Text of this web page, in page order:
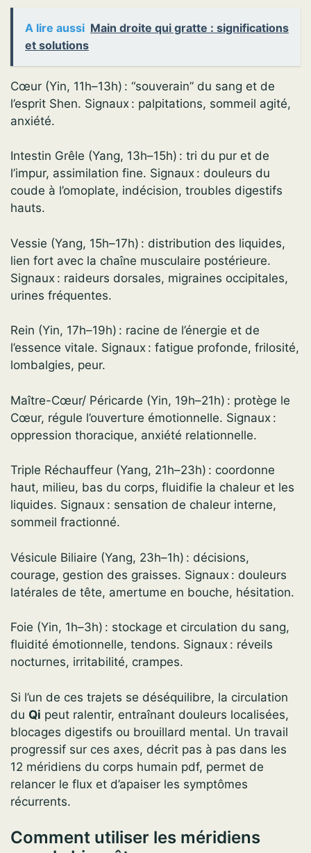
A lire aussi Main droite qui gratte : significations
et solutions
Cœur (Yin, 11h–13h) : “souverain” du sang et de
l’esprit Shen. Signaux : palpitations, sommeil agité,
anxiété.
Intestin Grêle (Yang, 13h–15h) : tri du pur et de
l’impur, assimilation fine. Signaux : douleurs du
coude à l’omoplate, indécision, troubles digestifs
hauts.
Vessie (Yang, 15h–17h) : distribution des liquides,
lien fort avec la chaîne musculaire postérieure.
Signaux : raideurs dorsales, migraines occipitales,
urines fréquentes.
Rein (Yin, 17h–19h) : racine de l’énergie et de
l’essence vitale. Signaux : fatigue profonde, frilosité,
lombalgies, peur.
Maître-Cœur/ Péricarde (Yin, 19h–21h) : protège le
Cœur, régule l’ouverture émotionnelle. Signaux :
oppression thoracique, anxiété relationnelle.
Triple Réchauffeur (Yang, 21h–23h) : coordonne
haut, milieu, bas du corps, fluidifie la chaleur et les
liquides. Signaux : sensation de chaleur interne,
sommeil fractionné.
Vésicule Biliaire (Yang, 23h–1h) : décisions,
courage, gestion des graisses. Signaux : douleurs
latérales de tête, amertume en bouche, hésitation.
Foie (Yin, 1h–3h) : stockage et circulation du sang,
fluidité émotionnelle, tendons. Signaux : réveils
nocturnes, irritabilité, crampes.
Si l’un de ces trajets se déséquilibre, la circulation
du Qi peut ralentir, entraînant douleurs localisées,
blocages digestifs ou brouillard mental. Un travail
progressif sur ces axes, décrit pas à pas dans les
12 méridiens du corps humain pdf, permet de
relancer le flux et d’apaiser les symptômes
récurrents.
Comment utiliser les méridiens